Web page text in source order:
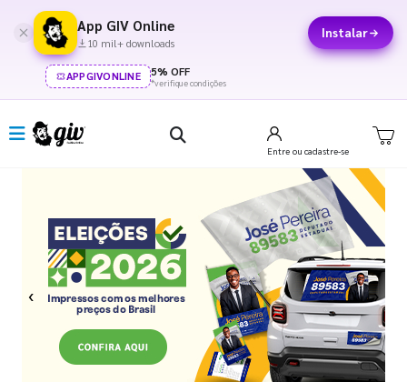
App GIV Online
10 mil+ downloads
Instalar
APPGIVONLINE 5% OFF
*verifique condições
Entre ou cadastre-se
Previous Next